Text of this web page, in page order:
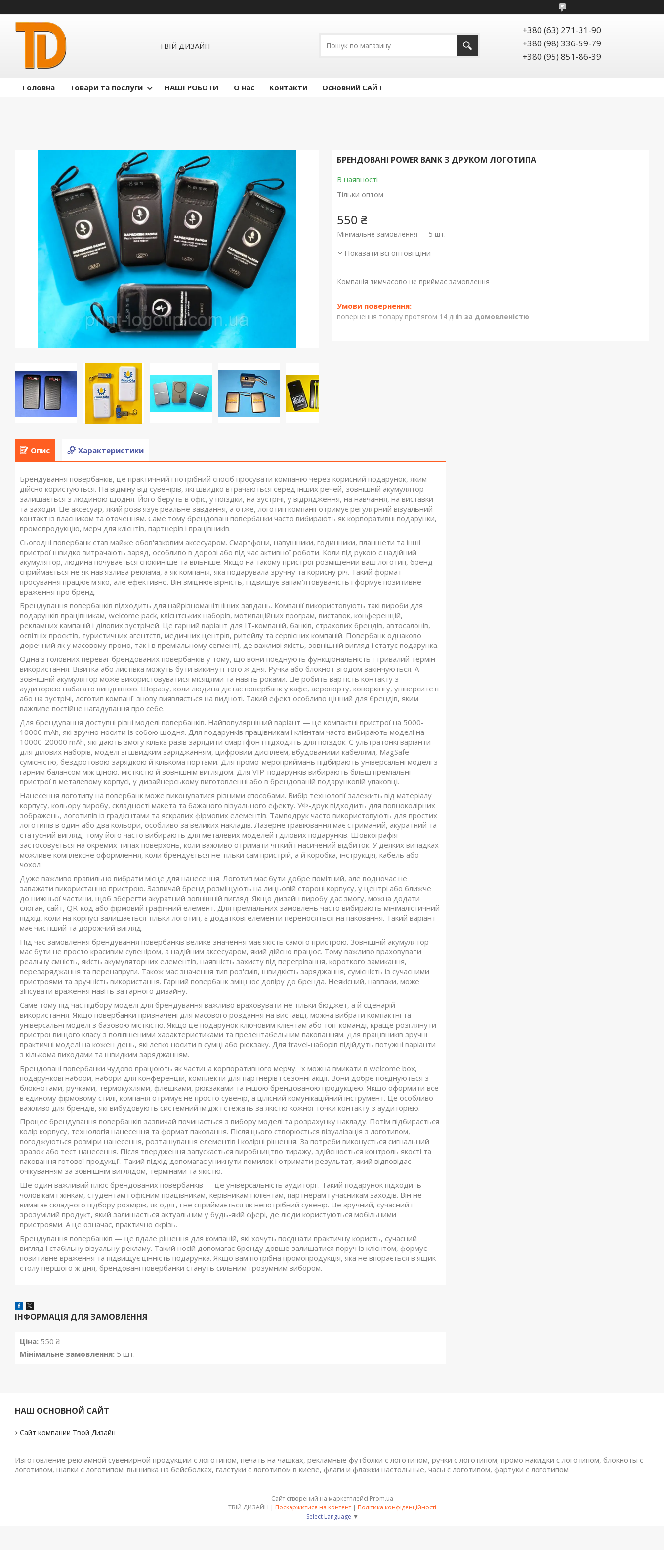
ТВІЙ ДИЗАЙН
+380 (63) 271-31-90
+380 (98) 336-59-79
+380 (95) 851-86-39
Головна Товари та послуги НАШІ РОБОТИ О нас Контакти Основний САЙТ
БРЕНДОВАНІ POWER BANK З ДРУКОМ ЛОГОТИПА
В наявності
Тільки оптом
550 ₴
Мінімальне замовлення — 5 шт.
Показати всі оптові ціни
Компанія тимчасово не приймає замовлення
повернення товару протягом 14 днів за домовленістю
Опис Характеристики
Брендування повербанків, це практичний і потрібний спосіб просувати компанію через корисний подарунок, яким
дійсно користуються. На відміну від сувенірів, які швидко втрачаються серед інших речей, зовнішній акумулятор
залишається з людиною щодня. Його беруть в офіс, у поїздки, на зустрічі, у відрядження, на навчання, на виставки
та заходи. Це аксесуар, який розв'язує реальне завдання, а отже, логотип компанії отримує регулярний візуальний
контакт із власником та оточенням. Саме тому брендовані повербанки часто вибирають як корпоративні подарунки,
промопродукцію, мерч для клієнтів, партнерів і працівників.
Сьогодні повербанк став майже обов'язковим аксесуаром. Смартфони, навушники, годинники, планшети та інші
пристрої швидко витрачають заряд, особливо в дорозі або під час активної роботи. Коли під рукою є надійний
акумулятор, людина почувається спокійніше та вільніше. Якщо на такому пристрої розміщений ваш логотип, бренд
сприймається не як нав'язлива реклама, а як компанія, яка подарувала зручну та корисну річ. Такий формат
просування працює м'яко, але ефективно. Він зміцнює вірність, підвищує запам'ятовуваність і формує позитивне
враження про бренд.
Брендування повербанків підходить для найрізноманітніших завдань. Компанії використовують такі вироби для
подарунків працівникам, welcome pack, клієнтських наборів, мотиваційних програм, виставок, конференцій,
рекламних кампаній і ділових зустрічей. Це гарний варіант для IT-компаній, банків, страхових брендів, автосалонів,
освітніх проєктів, туристичних агентств, медичних центрів, ритейлу та сервісних компаній. Повербанк однаково
доречний як у масовому промо, так і в преміальному сегменті, де важливі якість, зовнішній вигляд і статус подарунка.
Одна з головних переваг брендованих повербанків у тому, що вони поєднують функціональність і тривалий термін
використання. Візитка або листівка можуть бути викинуті того ж дня. Ручка або блокнот згодом закінчуються. А
зовнішній акумулятор може використовуватися місяцями та навіть роками. Це робить вартість контакту з
аудиторією набагато вигіднішою. Щоразу, коли людина дістає повербанк у кафе, аеропорту, коворкінгу, університеті
або на зустрічі, логотип компанії знову виявляється на видноті. Такий ефект особливо цінний для брендів, яким
важливе постійне нагадування про себе.
Для брендування доступні різні моделі повербанків. Найпопулярніший варіант — це компактні пристрої на 5000-
10000 mAh, які зручно носити із собою щодня. Для подарунків працівникам і клієнтам часто вибирають моделі на
10000-20000 mAh, які дають змогу кілька разів зарядити смартфон і підходять для поїздок. Є ультратонкі варіанти
для ділових наборів, моделі зі швидким заряджанням, цифровим дисплеєм, вбудованими кабелями, MagSafe-
сумісністю, бездротовою зарядкою й кількома портами. Для промо-мероприймань підбирають універсальні моделі з
гарним балансом між ціною, місткістю й зовнішнім виглядом. Для VIP-подарунків вибирають більш преміальні
пристрої в металевому корпусі, у дизайнерському виготовленні або в брендованій подарунковій упаковці.
Нанесення логотипу на повербанк може виконуватися різними способами. Вибір технології залежить від матеріалу
корпусу, кольору виробу, складності макета та бажаного візуального ефекту. УФ-друк підходить для повноколірних
зображень, логотипів із градієнтами та яскравих фірмових елементів. Тамподрук часто використовують для простих
логотипів в один або два кольори, особливо за великих накладів. Лазерне гравіювання має стриманий, акуратний та
статусний вигляд, тому його часто вибирають для металевих моделей і ділових подарунків. Шовкографія
застосовується на окремих типах поверхонь, коли важливо отримати чіткий і насичений відбиток. У деяких випадках
можливе комплексне оформлення, коли брендується не тільки сам пристрій, а й коробка, інструкція, кабель або
чохол.
Дуже важливо правильно вибрати місце для нанесення. Логотип має бути добре помітний, але водночас не
заважати використанню пристрою. Зазвичай бренд розміщують на лицьовій стороні корпусу, у центрі або ближче
до нижньої частини, щоб зберегти акуратний зовнішній вигляд. Якщо дизайн виробу дає змогу, можна додати
слоган, сайт, QR-код або фірмовий графічний елемент. Для преміальних замовлень часто вибирають мінімалістичний
підхід, коли на корпусі залишається тільки логотип, а додаткові елементи переносяться на паковання. Такий варіант
має чистіший та дорожчий вигляд.
Під час замовлення брендування повербанків велике значення має якість самого пристрою. Зовнішній акумулятор
має бути не просто красивим сувеніром, а надійним аксесуаром, який дійсно працює. Тому важливо враховувати
реальну ємність, якість акумуляторних елементів, наявність захисту від перегрівання, короткого замикання,
перезаряджання та перенапруги. Також має значення тип роз'ємів, швидкість заряджання, сумісність із сучасними
пристроями та зручність використання. Гарний повербанк зміцнює довіру до бренда. Неякісний, навпаки, може
зіпсувати враження навіть за гарного дизайну.
Саме тому під час підбору моделі для брендування важливо враховувати не тільки бюджет, а й сценарій
використання. Якщо повербанки призначені для масового роздання на виставці, можна вибрати компактні та
універсальні моделі з базовою місткістю. Якщо це подарунок ключовим клієнтам або топ-команді, краще розглянути
пристрої вищого класу з поліпшеними характеристиками та презентабельним пакованням. Для працівників зручні
практичні моделі на кожен день, які легко носити в сумці або рюкзаку. Для travel-наборів підійдуть потужні варіанти
з кількома виходами та швидким заряджанням.
Брендовані повербанки чудово працюють як частина корпоративного мерчу. Їх можна вмикати в welcome box,
подарункові набори, набори для конференцій, комплекти для партнерів і сезонні акції. Вони добре поєднуються з
блокнотами, ручками, термокухлями, флешками, рюкзаками та іншою брендованою продукцією. Якщо оформити все
в єдиному фірмовому стилі, компанія отримує не просто сувенір, а цілісний комунікаційний інструмент. Це особливо
важливо для брендів, які вибудовують системний імідж і стежать за якістю кожної точки контакту з аудиторією.
Процес брендування повербанків зазвичай починається з вибору моделі та розрахунку накладу. Потім підбирається
колір корпусу, технологія нанесення та формат паковання. Після цього створюється візуалізація з логотипом,
погоджуються розміри нанесення, розташування елементів і колірні рішення. За потреби виконується сигнальний
зразок або тест нанесення. Після твердження запускається виробництво тиражу, здійснюється контроль якості та
паковання готової продукції. Такий підхід допомагає уникнути помилок і отримати результат, який відповідає
очікуванням за зовнішнім виглядом, термінами та якістю.
Ще один важливий плюс брендованих повербанків — це універсальність аудиторії. Такий подарунок підходить
чоловікам і жінкам, студентам і офісним працівникам, керівникам і клієнтам, партнерам і учасникам заходів. Він не
вимагає складного підбору розмірів, як одяг, і не сприймається як непотрібний сувенір. Це зручний, сучасний і
зрозумілий продукт, який залишається актуальним у будь-якій сфері, де люди користуються мобільними
пристроями. А це означає, практично скрізь.
Брендування повербанків — це вдале рішення для компаній, які хочуть поєднати практичну користь, сучасний
вигляд і стабільну візуальну рекламу. Такий носій допомагає бренду довше залишатися поруч із клієнтом, формує
позитивне враження та підвищує цінність подарунка. Якщо вам потрібна промопродукція, яка не впорається в ящик
столу першого ж дня, брендовані повербанки стануть сильним і розумним вибором.
ІНФОРМАЦІЯ ДЛЯ ЗАМОВЛЕННЯ
Ціна: 550 ₴
Мінімальне замовлення: 5 шт.
НАШ ОСНОВНОЙ САЙТ
Сайт компании Твой Дизайн
Изготовление рекламной сувенирной продукции с логотипом, печать на чашках, рекламные футболки с логотипом, ручки с логотипом, промо накидки с логотипом, блокноты с
логотипом, шапки с логотипом. вышивка на бейсболках, галстуки с логотипом в киеве, флаги и флажки настольные, часы с логотипом, фартуки с логотипом
Сайт створений на маркетплейсі Prom.ua
Поскаржитися на контент
Політика конфіденційності
Select Language ▼